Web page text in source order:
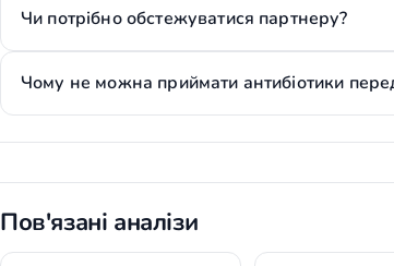
Чи потрібно обстежуватися партнеру?
Чому не можна приймати антибіотики
Пов'язані аналізи